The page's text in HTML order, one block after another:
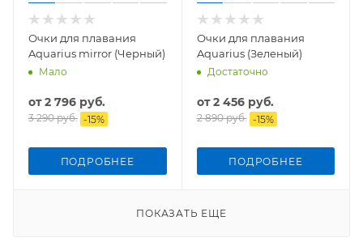
Очки для плавания
Aquarius mirror (Черный)
Мало
от2 796 руб.
3 290 руб. -15%
ПОДРОБНЕЕ
Очки для плавания
Aquarius (Зеленый)
Достаточно
от2 456 руб.
2 890 руб. -15%
ПОДРОБНЕЕ
ПОКАЗАТЬ ЕЩЕ